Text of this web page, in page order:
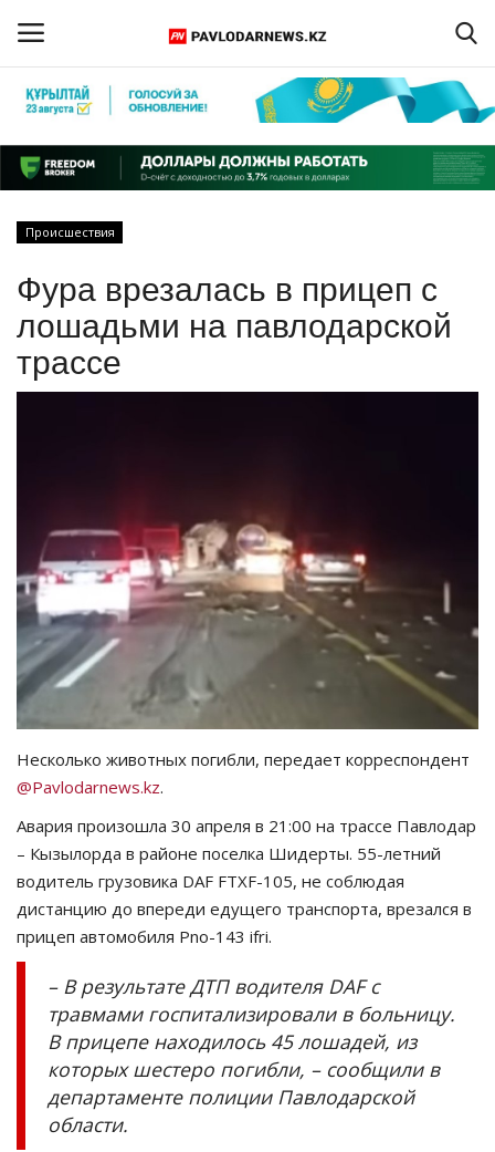
Регистрация
Главная
ПАВЛОДАРСКАЯ ОБЛАСТЬ
КАЗАХСТАН
СПОРТ
Чек-лист
РАЗВЛЕЧЕНИЯ
OFFICIAL
Курултай
Язык
Қазақша Русский
Происшествия
Фура врезалась в прицеп с
лошадьми на павлодарской
трассе
Несколько животных погибли, передает корреспондент
@Pavlodarnews.kz.
Авария произошла 30 апреля в 21:00 на трассе Павлодар
– Кызылорда в районе поселка Шидерты. 55-летний
водитель грузовика DAF FTXF-105, не соблюдая
дистанцию до впереди едущего транспорта, врезался в
прицеп автомобиля Pno-143 ifri.
– В результате ДТП водителя DAF с
травмами госпитализировали в больницу.
В прицепе находилось 45 лошадей, из
которых шестеро погибли, – сообщили в
департаменте полиции Павлодарской
области.